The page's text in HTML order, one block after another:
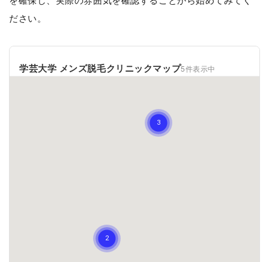
ださい。
学芸大学 メンズ脱毛クリニックマップ5件表示中